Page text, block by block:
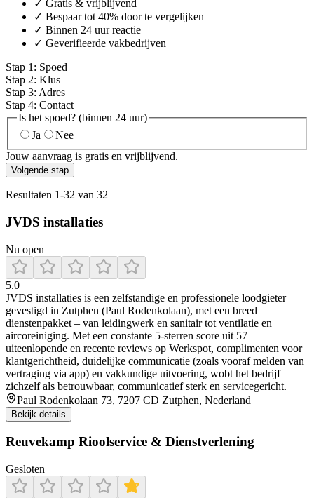
✓ Gratis & vrijblijvend
✓ Bespaar tot 40% door te vergelijken
✓ Binnen 24 uur reactie
✓ Geverifieerde vakbedrijven
Stap 1 : Spoed
Stap 2: Klus
Stap 3: Adres
Stap 4: Contact
Is het spoed? (binnen 24 uur)
Ja
Nee
Jouw aanvraag is gratis en vrijblijvend.
Volgende stap
Resultaten 1-32 van 32
JVDS installaties
Nu open
5.0
JVDS installaties is een zelfstandige en professionele loodgieter
gevestigd in Zutphen (Paul Rodenkolaan), met een breed
dienstenpakket – van leidingwerk en sanitair tot ventilatie en
aircoreiniging. Met een constante 5‑sterren score uit 57
uiteenlopende en recente reviews op Werkspot, complimenten voor
klantgerichtheid, duidelijke communicatie (zoals vooraf melden van
vertraging via app) en vakkundige uitvoering, wobt het bedrijf
zichzelf als betrouwbaar, communicatief sterk en servicegericht.
Paul Rodenkolaan 73, 7207 CD Zutphen, Nederland
Bekijk details
Reuvekamp Rioolservice & Dienstverlening
Gesloten